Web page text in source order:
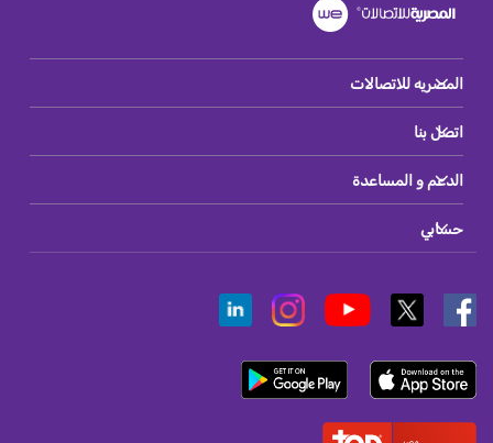
المصريه للاتصالات
اتصل بنا
الدعم و المساعدة
حسابي